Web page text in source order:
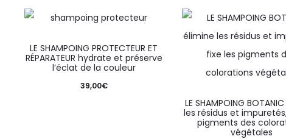
LE SHAMPOING PROTECTEUR ET
RÉPARATEUR hydrate et préserve
l’éclat de la couleur
39,00€
LE SHAMPOING
les résidus et
pigments des
végétales